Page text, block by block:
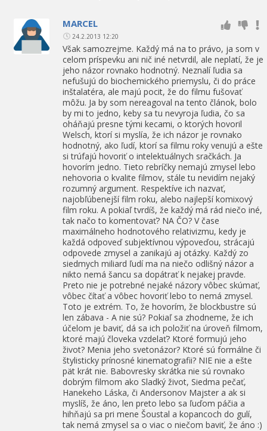
MARCEL
24.2.2013 12:20
Však samozrejme. Každý má na to právo, ja som v
celom príspevku ani nič iné netvrdil, ale neplatí, že je
jeho názor rovnako hodnotný. Neznalí ľudia sa
nefušujú do biochemického priemyslu, či do práce
inštalatéra, ale majú pocit, že do filmu fušovať
môžu. Ja by som nereagoval na tento článok, bolo
by mi to jedno, keby sa tu nevyroja ľudia, čo sa
oháňajú presne tými kecami, o ktorých hovoril
Welsch, ktorí si myslía, že ich názor je rovnako
hodnotný, ako ľudí, ktorí sa filmu roky venujú a ešte
si trúfajú hovoriť o intelektuálnych sračkách. Ja
hovorím jedno. Tieto rebríčky nemajú zmysel lebo
nehovoria o kvalite filmov, stále tu nevidím nejaký
rozumný argument. Respektíve ich nazvať,
najobľúbenejší film roku, alebo najlepší komixový
film roku. A pokiaľ tvrdíš, že každý má rád niečo iné,
tak načo to komentovať? NA ČO? V čase
maximálneho hodnotového relativizmu, kedy je
každá odpoveď subjektívnou výpoveďou, strácajú
odpovede zmysel a zanikajú aj otázky. Každý zo
siedmych miliard ľudí ma na niečo odlišný názor a
nikto nemá šancu sa dopátrať k nejakej pravde.
Preto nie je potrebné nejaké názory vôbec skúmať,
vôbec čítať a vôbec hovoriť lebo to nemá zmysel.
Toto je extrém. To, že hovorím, že blockbustre sú
len zábava - A nie sú? Pokiaľ sa zhodneme, že ich
účelom je baviť, dá sa ich položiť na úroveň filmom,
ktoré majú človeka vzdelať? Ktoré formujú jeho
život? Menia jeho svetonázor? Ktoré sú formálne či
štylisticky prínosné kinematografii? NIE nie a ešte
pät krát nie. Babovresky skrátka nie sú rovnako
dobrým filmom ako Sladký život, Siedma pečať,
Hanekeho Láska, či Andersonov Majster a ak si
myslíš, že áno, len preto lebo sa ľuďom páčia a
hihňajú sa pri mene Šoustal a kopancoch do gulí,
tak nemá zmysel sa o viac o niečom baviť, že áno :)